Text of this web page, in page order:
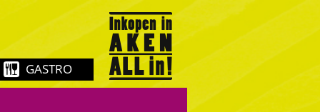
GASTRO